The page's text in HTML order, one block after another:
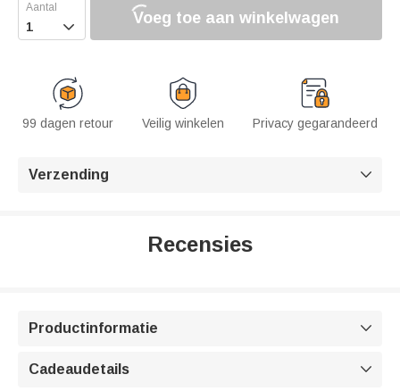
 Voeg toe aan winkelwagen
99 dagen retour Veilig winkelen Privacy gegarandeerd
Verzending 
Recensies
Productinformatie 
Cadeaudetails 